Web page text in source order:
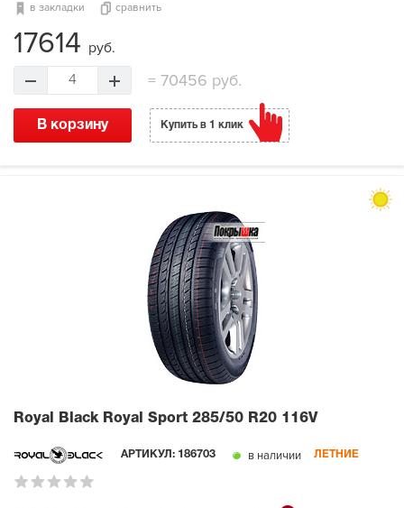
в закладки сравнить
17614 руб.
4 =70456 руб.
В корзину Купить в 1 клик
Royal Black Royal Sport 285/50 R20 116V
АРТИКУЛ: 186703 в наличии ЛЕТНИЕ